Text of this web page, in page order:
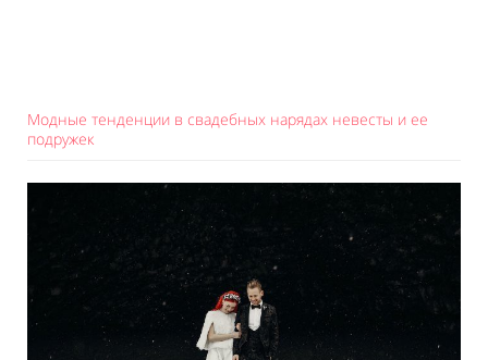
Модные тенденции в свадебных нарядах невесты и ее
подружек